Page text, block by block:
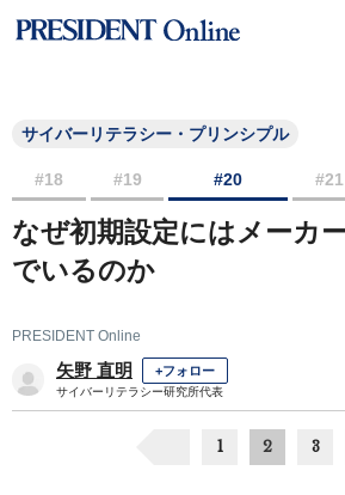
サイバーリテラシー・プリンシプル
#18 #19 #20 #21
なぜ初期設定にはメーカ
でいるのか
PRESIDENT Online
矢野 直明 +フォロー
サイバーリテラシー研究所代表
1 2 3